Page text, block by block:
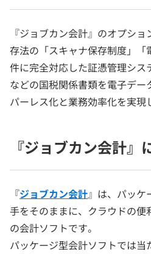
『ジョブカン会計』のオプシ
存法の「スキャナ保存制度」
件に完全対応した証憑管理シ
などの国税関係書類を電子デ
パーレス化と業務効率化を実現
『ジョブカン会計』
『ジョブカン会計』は、パッケ
手をそのままに、クラウドの
の会計ソフトです。
パッケージ型会計ソフトでは